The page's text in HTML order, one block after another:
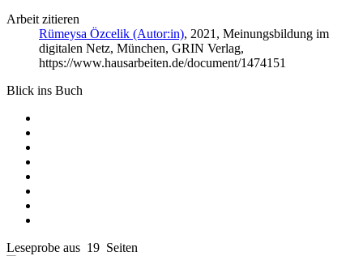
Arbeit zitieren
Rümeysa Özcelik (Autor:in), 2021, Meinungsbildung im
digitalen Netz, München, GRIN Verlag,
https://www.hausarbeiten.de/document/1474151
Blick ins Buch
Leseprobe aus 19 Seiten